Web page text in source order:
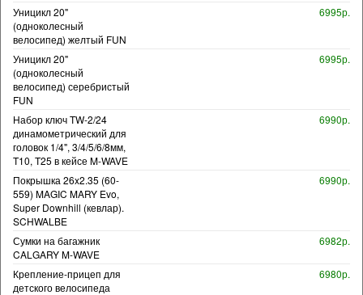
Уницикл 20"
(одноколесный
велосипед) желтый FUN
6995р.
Уницикл 20"
(одноколесный
велосипед) серебристый
FUN
6995р.
Набор ключ TW-2/24
динамометрический для
головок 1/4", 3/4/5/6/8мм,
T10, T25 в кейсе M-WAVE
6990р.
Покрышка 26x2.35 (60-
559) MAGIC MARY Evo,
Super Downhill (кевлар).
SCHWALBE
6990р.
Сумки на багажник
CALGARY M-WAVE
6982р.
Крепление-прицеп для
детского велосипеда
6980р.